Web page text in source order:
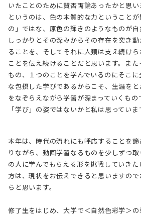
いたことのために賛否両論あったかと思
というのは、色の本質的な力ということ
の」ではな、原色の輝きのようなものが自
しっかりとその深みからその存在を突き
ることを、そしてそれに人類は支え続け
ことを伝え続けることだと思います。ま
もの、１つのことを学んでいるのにそこ
な包摂した学びであるからこそ、生涯を
をなぞらえながら学習が深まっていくも
「学び」の姿ではないかと私は思っていま
本年は、時代の流れにも呼応することを
りながら、動画学習なるものを少しずつ
の人に学んでもらえる形を挑戦していき
方は、現状をお伝えできると思いますの
らと思います。
修了生をはじめ、大学で＜自然色彩学＞